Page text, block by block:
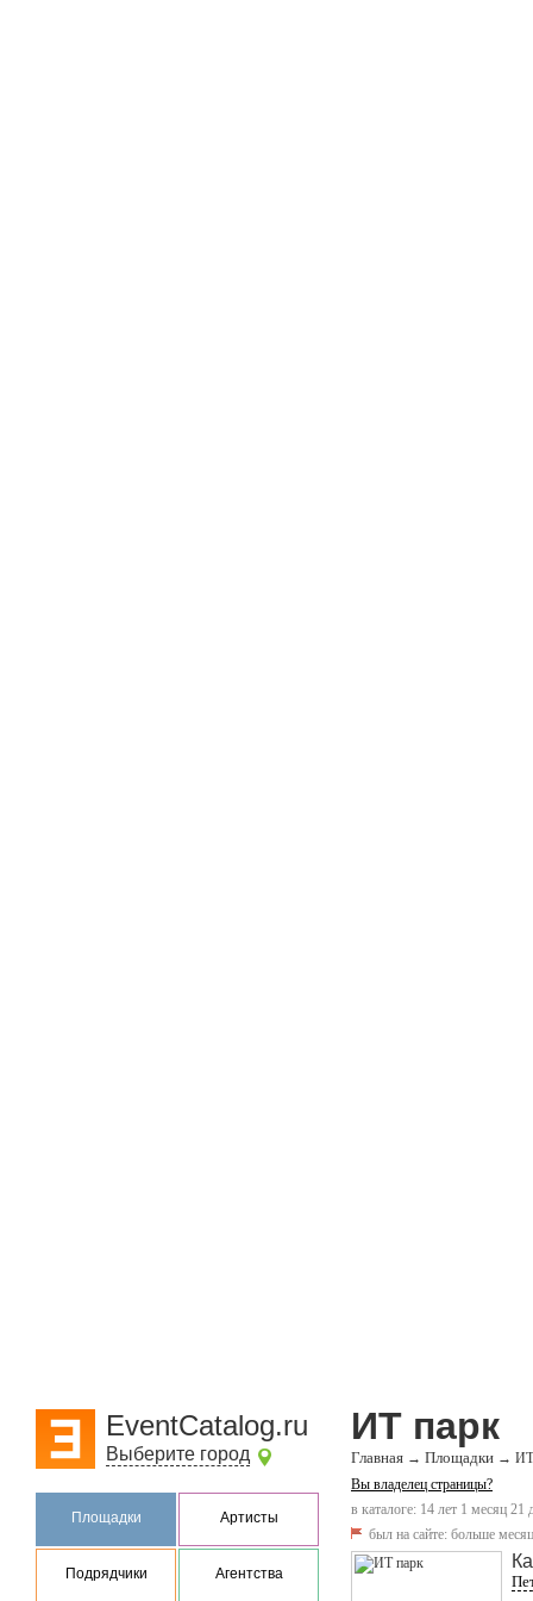
EventCatalog.ru
Выберите город
Площадки Артисты
Подрядчики Агентства
ИТ парк
Главная → Площадки →
Вы владелец страницы?
в каталоге: 14 лет 1 месяц 21
был на сайте: больше